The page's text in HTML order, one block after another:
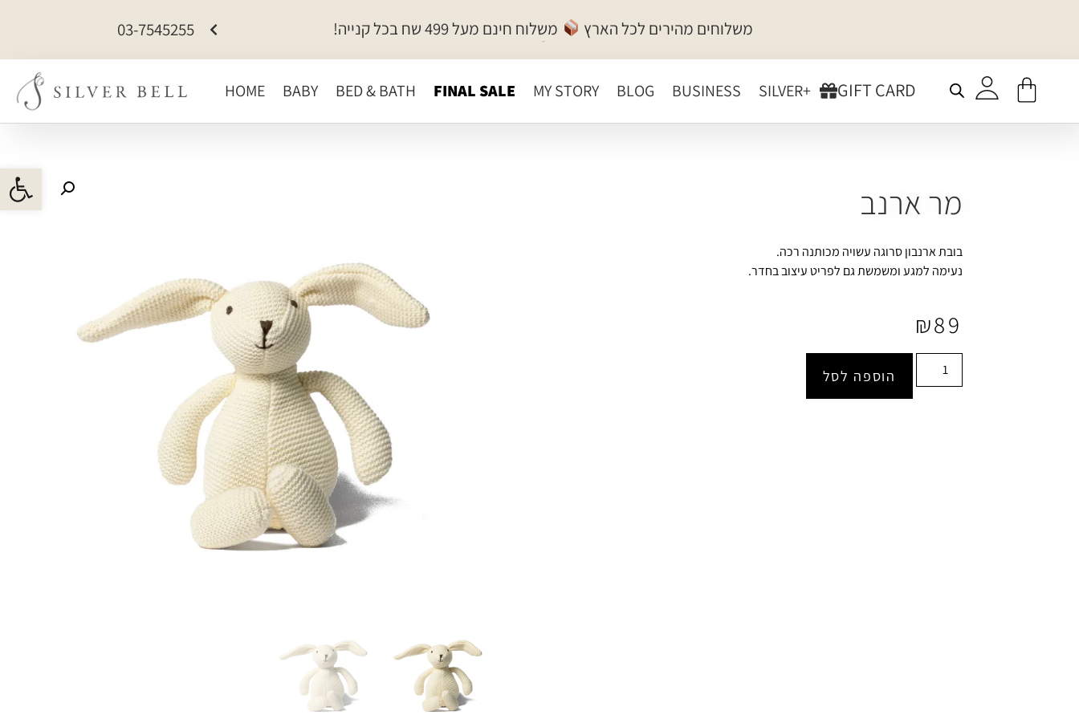
משלוחים מהירים לכל הארץ משלוח חינם מעל 499 שח בכל קנייה! 03-7545255
GIFT CARD
+SILVER
BUSINESS
BLOG
MY STORY
FINAL SALE
BED & BATH
BABY
HOME
מר ארנב
בובת ארנבון סרוגה עשויה מכותנה רכה.
נעימה למגע ומשמשת גם לפריט עיצוב בחדר.
₪89
הוספה לסל